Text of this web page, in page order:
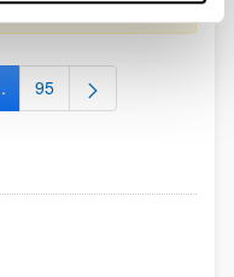
intermedias Use TAB
Página
95